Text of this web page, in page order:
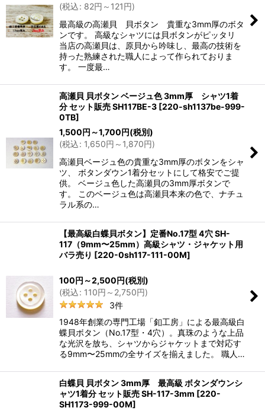
(税込: 82円 ～121円)
最高級の高瀬貝 貝ボタン 貴重な3mm厚のボタ
ンです。 高級なシャツには貝ボタンがピッタリ
当店の高瀬貝は、原貝から吟味し、最高の技術を
持った熟練された職人によって作られておりま
す。 一度最…
高瀬貝 貝ボタン ベージュ色 3mm厚 シャツ1着
分 セット販売 SH117BE-3 [220-sh1137be-999-
0TB]
1,500円 ～1,700円(税別)
(税込: 1,650円 ～1,870円)
高瀬貝ベージュ色の貴重な3mm厚のボタンをシャ
ツ、 ボタンダウン1着分セットにして格安でご提
供。 ベージュ色した高瀬貝の3mm厚ボタンで
す。 このベージュ色は高瀬貝本来の色で、ナチュ
ラル系の…
【最高級白蝶貝ボタン】定番No.17型 4穴 SH-
117（9mm〜25mm）高級シャツ・ジャケット用
バラ売り [220-0sh117-111-00M]
100円 ～2,500円(税別)
(税込: 110円 ～2,750円)
3件
1948年創業の専門工場「釦工房」による最高級白
蝶貝ボタン（No.17型・4穴）。真珠のような上品
な光沢を放ち、シャツからジャケットまで対応す
る9mm〜25mmの全サイズを揃えました。 職人…
白蝶貝 貝ボタン 3mm厚 最高級 ボタンダウンシ
ャツ1着分 セット販売 SH-117-3mm [220-
SH1173-999-00M]